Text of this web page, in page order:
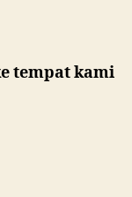
tempat kami